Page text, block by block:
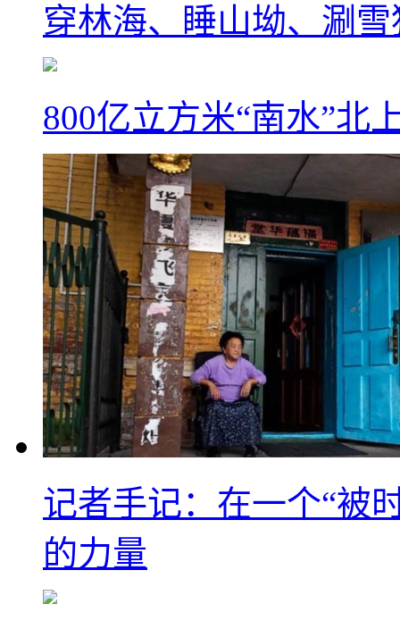
穿林海、睡山坳、涮
800亿立方米“南水”北
记者手记：在一个“被
的力量